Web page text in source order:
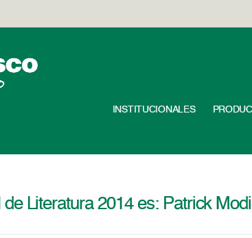
INSTITUCIONALES
de Literatura 2014 es: Patrick